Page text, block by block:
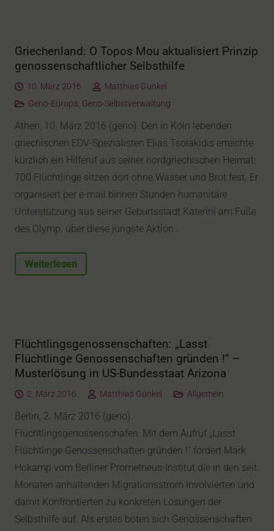
Griechenland: O Topos Mou aktualisiert Prinzip
genossenschaftlicher Selbsthilfe
10. März 2016
Matthias Günkel
Geno-Europa, Geno-Selbstverwaltung
Athen, 10. März 2016 (geno). Den in Köln lebenden
griechischen EDV-Spezialisten Elias Tsolakidis erreichte
kürzlich ein Hilferuf aus seiner nordgriechischen Heimat:
700 Flüchtlinge sitzen dort ohne Wasser und Brot fest. Er
organisiert per e-mail binnen Stunden humanitäre
Unterstützung aus seiner Geburtsstadt Katerini am Fuße
des Olymp. über diese jüngste Aktion…
Weiterlesen
Flüchtlingsgenossenschaften: „Lasst
Flüchtlinge Genossenschaften gründen !“ –
Musterlösung in US-Bundesstaat Arizona
2. März 2016 Matthias Günkel Allgemein
Berlin, 2. März 2016 (geno).
Flüchtlingsgenossenschafen: Mit dem Aufruf „Lasst
Flüchtlinge Genossenschaften gründen !“ fordert Mark
Hokamp vom Berliner Prometheus-Institut die in den seit
Monaten anhaltenden Migrationsstrom Involvierten und
damit Konfrontierten zu konkreten Lösungen der
Selbsthilfe auf. Als erstes böten sich Genossenschaften